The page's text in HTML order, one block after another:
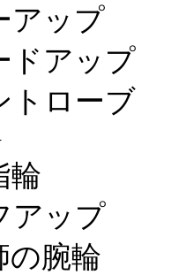
アップ
ドアップ
トローブ
輪
アップ
の腕輪